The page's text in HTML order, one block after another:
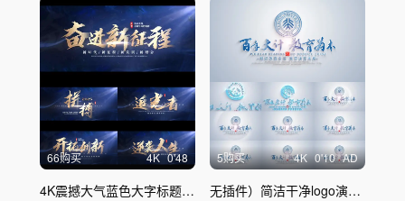
66购买 4K 0'48
4K震撼大气蓝色大字标题片头模板
5购买 4K 0'10 AD
无插件）简洁干净logo演绎片头